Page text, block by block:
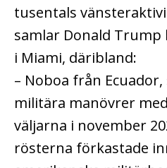
tusentals
samlar Donald
i Miami, däribland:
– Noboa från
militära manövrer
väljarna i november
rösterna förkastade